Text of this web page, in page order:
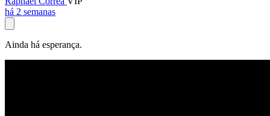
há 2 semanas
Ainda há esperança.